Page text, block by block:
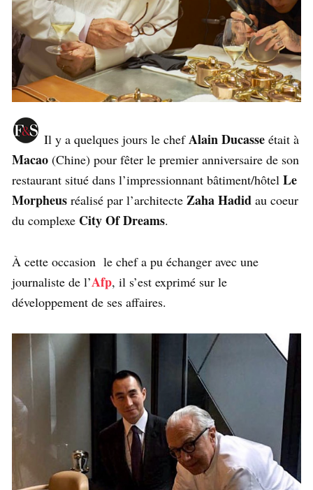
Il y a quelques jours le chefAlain Ducasse était à
Macao (Chine) pour fêter le premier anniversaire de son
restaurant situé dans l’impressionnant bâtiment/hôtel Le
Morpheus réalisé par l’architecte Zaha Hadid au coeur
du complexe City Of Dreams.
À cette occasion le chef a pu échanger avec une
journaliste de l’Afp, il s’est exprimé sur le
développement de ses affaires.